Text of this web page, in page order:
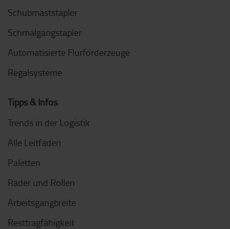
Schubmaststapler
Schmalgangstapler
Automatisierte Flurförderzeuge
Regalsysteme
Tipps & Infos
Trends in der Logistik
Alle Leitfäden
Paletten
Räder und Rollen
Arbeitsgangbreite
Resttragfähigkeit